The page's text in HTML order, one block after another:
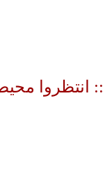
:: انتظروا